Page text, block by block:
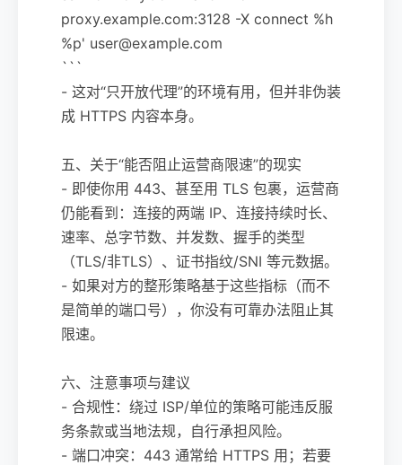
proxy.example.com:3128 -X connect %h
%p' user@example.com
```
- 这对“只开放代理”的环境有用，但并非伪装
成 HTTPS 内容本身。
五、关于“能否阻止运营商限速”的现实
- 即使你用 443、甚至用 TLS 包裹，运营商
仍能看到：连接的两端 IP、连接持续时长、
速率、总字节数、并发数、握手的类型
（TLS/非TLS）、证书指纹/SNI 等元数据。
- 如果对方的整形策略基于这些指标（而不
是简单的端口号），你没有可靠办法阻止其
限速。
六、注意事项与建议
- 合规性：绕过 ISP/单位的策略可能违反服
务条款或当地法规，自行承担风险。
- 端口冲突：443 通常给 HTTPS 用；若要